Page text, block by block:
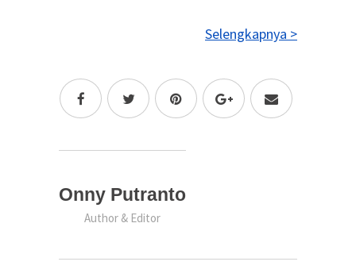
Selengkapnya >
Onny Putranto
Author & Editor